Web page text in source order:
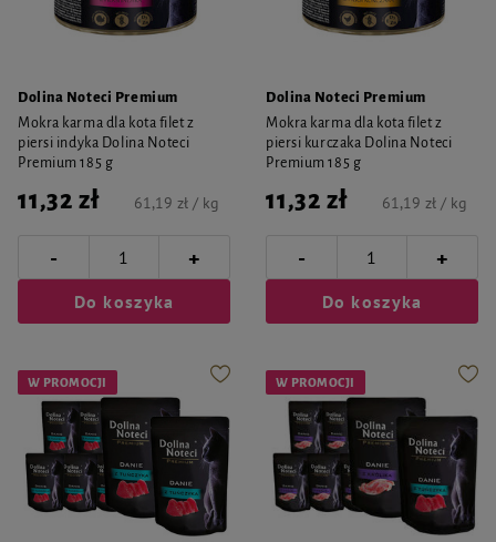
Dolina Noteci Premium
Mokra karma dla kota filet z
piersi indyka Dolina Noteci
Premium 185 g
11,32 zł 61,19 zł / kg
- +
Do koszyka
Dolina Noteci Premium
Mokra karma dla kota filet z
piersi kurczaka Dolina Noteci
Premium 185 g
11,32 zł 61,19 zł / kg
- +
Do koszyka
W PROMOCJI W PROMOCJI